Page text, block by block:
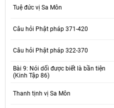
Tuệ đức vị Sa Môn
Câu hỏi Phật pháp 371-420
Câu hỏi Phật pháp 322-370
Bài 9: Nói dối được biết là bần tiện
(Kinh Tập 86)
Thanh tịnh vị Sa Môn